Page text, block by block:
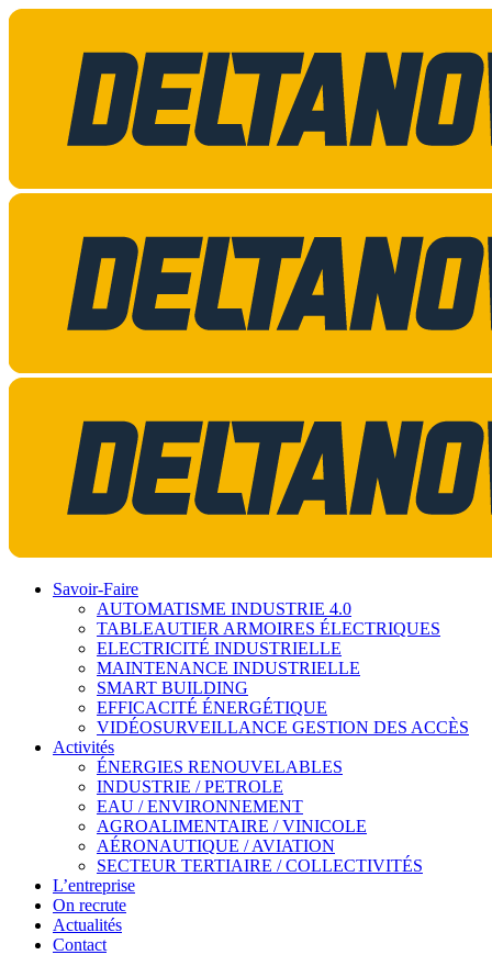
Savoir-Faire
AUTOMATISME INDUSTRIE 4.0
TABLEAUTIER ARMOIRES ÉLECTRIQUES
ELECTRICITÉ INDUSTRIELLE
MAINTENANCE INDUSTRIELLE
SMART BUILDING
EFFICACITÉ ÉNERGÉTIQUE
VIDÉOSURVEILLANCE GESTION DES ACCÈS
Activités
ÉNERGIES RENOUVELABLES
INDUSTRIE / PETROLE
EAU / ENVIRONNEMENT
AGROALIMENTAIRE / VINICOLE
AÉRONAUTIQUE / AVIATION
SECTEUR TERTIAIRE / COLLECTIVITÉS
L’entreprise
On recrute
Actualités
Contact